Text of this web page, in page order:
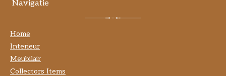
Navigatie
Home
Interieur
Meubilair
Collectors Items